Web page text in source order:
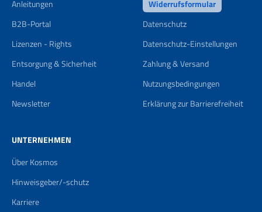
Anleitungen
B2B-Portal
Lizenzen - Rights
Entsorgung & Sicherheit
Handel
Newsletter
Widerrufsformular
Datenschutz
Datenschutz-Einstellungen
Zahlung & Versand
Nutzungsbedingungen
Erklärung zur Barrierefreiheit
UNTERNEHMEN
Über Kosmos
Hinweisgeber/-schutz
Karriere